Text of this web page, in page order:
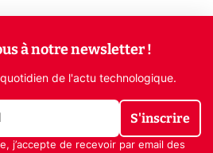
à notre newsletter !
de l'actu technologique.
S'inscrire
j’accepte de recevoir par email des